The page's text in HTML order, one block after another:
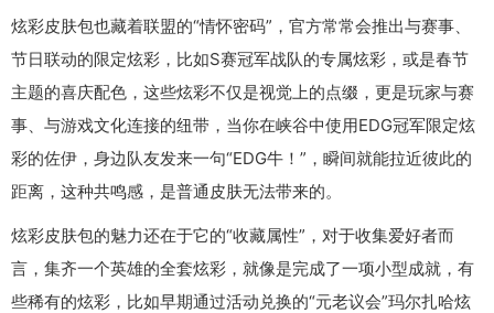
炫彩皮肤包也藏着联盟的“情怀密码”，官方常常会推出与赛事、
节日联动的限定炫彩，比如S赛冠军战队的专属炫彩，或是春节
主题的喜庆配色，这些炫彩不仅是视觉上的点缀，更是玩家与赛
事、与游戏文化连接的纽带，当你在峡谷中使用EDG冠军限定炫
彩的佐伊，身边队友发来一句“EDG牛！”，瞬间就能拉近彼此的
距离，这种共鸣感，是普通皮肤无法带来的。
炫彩皮肤包的魅力还在于它的“收藏属性”，对于收集爱好者而
言，集齐一个英雄的全套炫彩，就像是完成了一项小型成就，有
些稀有的炫彩，比如早期通过活动兑换的“元老议会”玛尔扎哈炫